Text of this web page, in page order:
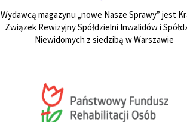
Wydawcą magazynu „nowe Nasze Sprawy” jest
Związek Rewizyjny Spółdzielni Inwalidów i
Niewidomych z siedzibą w Warszawie